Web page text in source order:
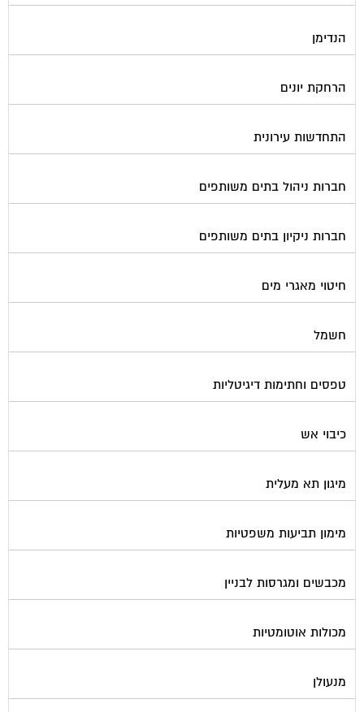
הנדימן
הרחקת יונים
התחדשות עירונית
חברות ניהול בתים משותפים
חברות ניקיון בתים משותפים
חיטוי מאגרי מים
חשמל
טפסים וחתימות דיגיטליות
כיבוי אש
מיגון תא מעלית
מימון תביעות משפטיות
מכבשים ומגרסות לבניין
מכולות אוטומטיות
מנעולן